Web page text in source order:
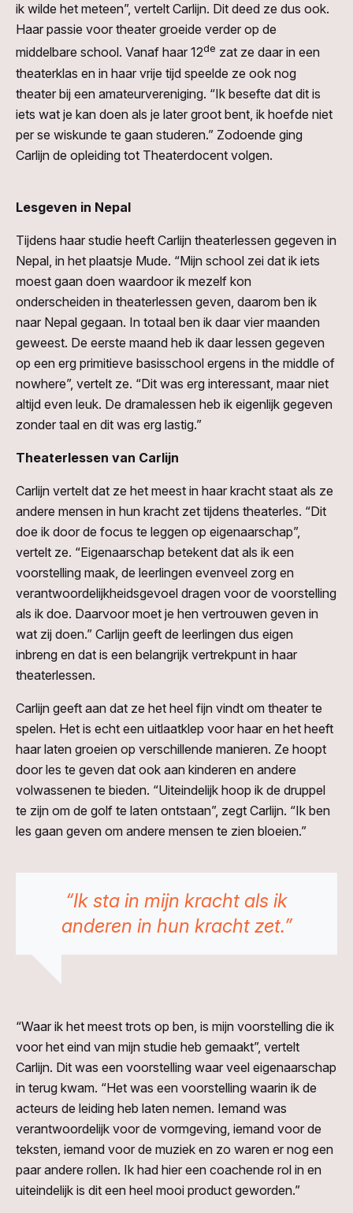
ik wilde het meteen”, vertelt Carlijn. Dit deed ze dus ook.
Haar passie voor theater groeide verder op de
middelbare school. Vanaf haar 12de zat ze daar in een
theaterklas en in haar vrije tijd speelde ze ook nog
theater bij een amateurvereniging. “Ik besefte dat dit is
iets wat je kan doen als je later groot bent, ik hoefde niet
per se wiskunde te gaan studeren.” Zodoende ging
Carlijn de opleiding tot Theaterdocent volgen.
Lesgeven in Nepal
Tijdens haar studie heeft Carlijn theaterlessen gegeven in
Nepal, in het plaatsje Mude. “Mijn school zei dat ik iets
moest gaan doen waardoor ik mezelf kon
onderscheiden in theaterlessen geven, daarom ben ik
naar Nepal gegaan. In totaal ben ik daar vier maanden
geweest. De eerste maand heb ik daar lessen gegeven
op een erg primitieve basisschool ergens in the middle of
nowhere”, vertelt ze. “Dit was erg interessant, maar niet
altijd even leuk. De dramalessen heb ik eigenlijk gegeven
zonder taal en dit was erg lastig.”
Theaterlessen van Carlijn
Carlijn vertelt dat ze het meest in haar kracht staat als ze
andere mensen in hun kracht zet tijdens theaterles. “Dit
doe ik door de focus te leggen op eigenaarschap”,
vertelt ze. “Eigenaarschap betekent dat als ik een
voorstelling maak, de leerlingen evenveel zorg en
verantwoordelijkheidsgevoel dragen voor de voorstelling
als ik doe. Daarvoor moet je hen vertrouwen geven in
wat zij doen.” Carlijn geeft de leerlingen dus eigen
inbreng en dat is een belangrijk vertrekpunt in haar
theaterlessen.
Carlijn geeft aan dat ze het heel fijn vindt om theater te
spelen. Het is echt een uitlaatklep voor haar en het heeft
haar laten groeien op verschillende manieren. Ze hoopt
door les te geven dat ook aan kinderen en andere
volwassenen te bieden. “Uiteindelijk hoop ik de druppel
te zijn om de golf te laten ontstaan”, zegt Carlijn. “Ik ben
les gaan geven om andere mensen te zien bloeien.”
“Ik sta in mijn kracht als ik
anderen in hun kracht zet.”
“Waar ik het meest trots op ben, is mijn voorstelling die ik
voor het eind van mijn studie heb gemaakt”, vertelt
Carlijn. Dit was een voorstelling waar veel eigenaarschap
in terug kwam. “Het was een voorstelling waarin ik de
acteurs de leiding heb laten nemen. Iemand was
verantwoordelijk voor de vormgeving, iemand voor de
teksten, iemand voor de muziek en zo waren er nog een
paar andere rollen. Ik had hier een coachende rol in en
uiteindelijk is dit een heel mooi product geworden.”